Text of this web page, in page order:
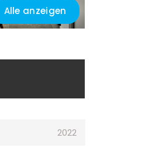
Alle anzeigen
2022